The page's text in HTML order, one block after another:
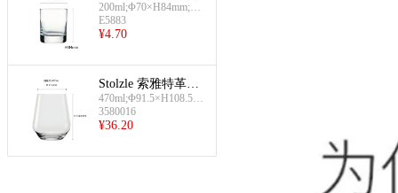
杯(威士忌杯200ml)
200ml;Φ70×H84mm;D0
616/E5883
E5883
¥4.70
Stolzle 索雅特革新
平底杯(威士忌酒杯
470ml)
470ml;Φ91.5×H108.5m
m;16 1/2OZ
3580016
¥36.20